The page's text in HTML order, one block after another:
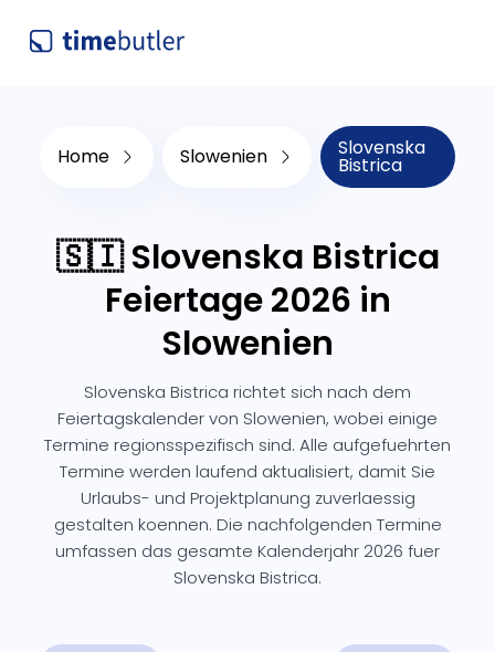
Home Slowenien Slovenska
Bistrica
🇸🇮 Slovenska Bistrica
Feiertage 2026 in
Slowenien
Slovenska Bistrica richtet sich nach dem
Feiertagskalender von Slowenien, wobei einige
Termine regionsspezifisch sind. Alle aufgefuehrten
Termine werden laufend aktualisiert, damit Sie
Urlaubs- und Projektplanung zuverlaessig
gestalten koennen. Die nachfolgenden Termine
umfassen das gesamte Kalenderjahr 2026 fuer
Slovenska Bistrica.